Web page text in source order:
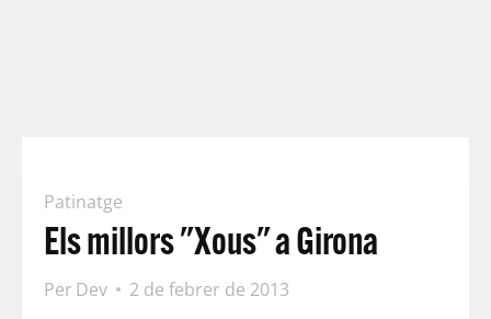
Patinatge
Els millors "Xous" a Girona
Per Dev 2 de febrer de 2013